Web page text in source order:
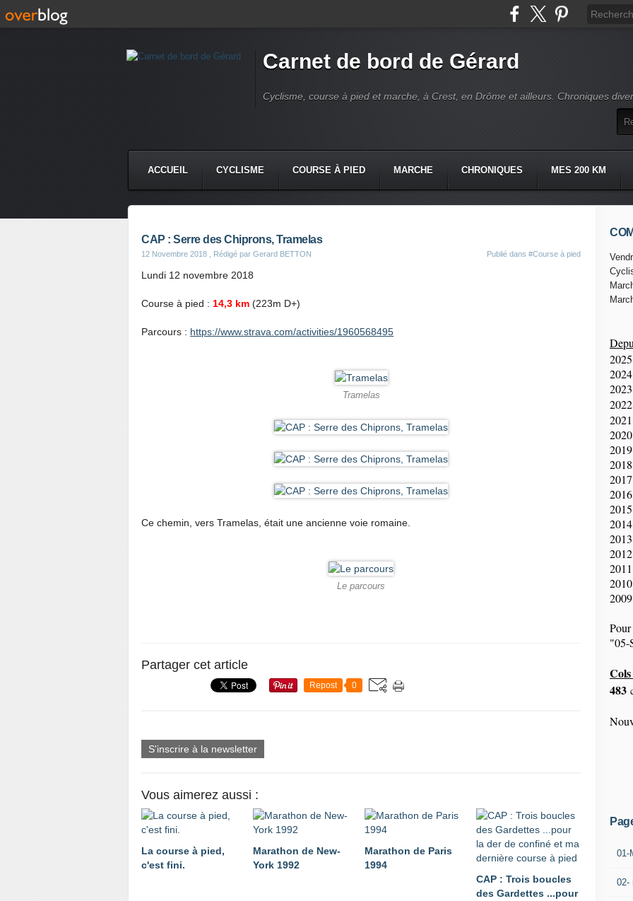
Carnet de bord de Gérard
Cyclisme, course à pied et marche, à Crest, en Drôme et ailleurs. Chroniques
ACCUEIL CYCLISME COURSE À PIED MARCHE CHRONIQUES MES 200 KM
CAP : Serre des Chiprons, Tramelas
12 Novembre 2018 , Rédigé par Gerard BETTON Publié dans #Course à pied
Lundi 12 novembre 2018
Course à pied : 14,3 km (223m D+)
Parcours : https://www.strava.com/activities/1960568495
Tramelas
Ce chemin, vers Tramelas, était une ancienne voie romaine.
Le parcours
Partager cet article
Repost 0
S'inscrire à la newsletter
Vous aimerez aussi :
La course à pied,
c'est fini.
Marathon de New-
York 1992
Marathon de Paris
1994
CAP : Trois boucles
des Gardettes ...pour
"05-
483
01-
02-